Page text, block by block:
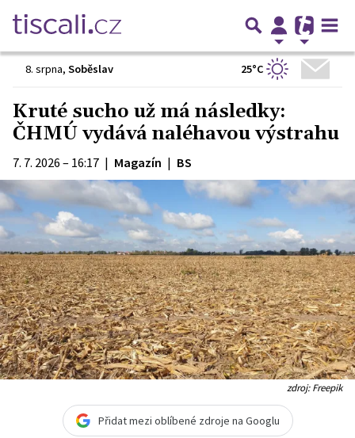
8. srpna, Soběslav 25°C
Kruté sucho už má následky:
ČHMÚ vydává naléhavou výstrahu
7. 7. 2026 – 16:17 | Magazín | BS
zdroj: Freepik
Přidat mezi oblíbené zdroje na Googlu